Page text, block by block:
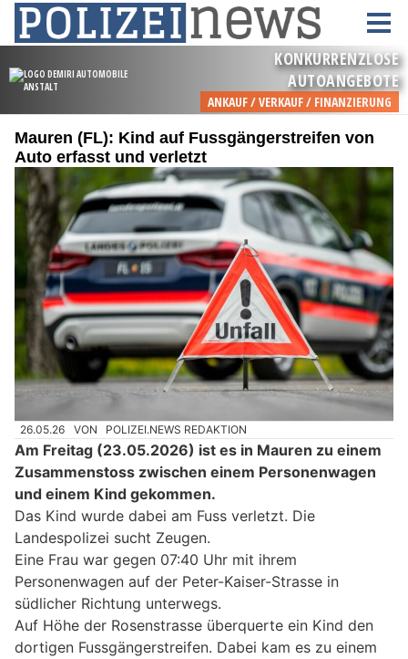
Mauren (FL): Kind auf Fussgängerstreifen von
Auto erfasst und verletzt
26.05.26 VON POLIZEI.NEWS REDAKTION
Am Freitag (23.05.2026) ist es in Mauren zu einem
Zusammenstoss zwischen einem Personenwagen
und einem Kind gekommen.
Das Kind wurde dabei am Fuss verletzt. Die
Landespolizei sucht Zeugen.
Eine Frau war gegen 07:40 Uhr mit ihrem
Personenwagen auf der Peter-Kaiser-Strasse in
südlicher Richtung unterwegs.
Auf Höhe der Rosenstrasse überquerte ein Kind den
dortigen Fussgängerstreifen. Dabei kam es zu einem